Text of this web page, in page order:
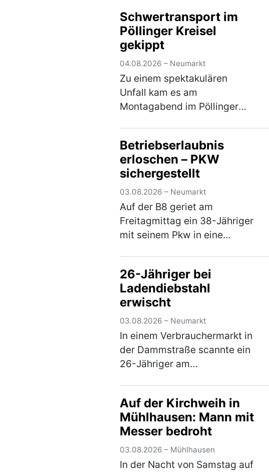
Staatsstraße 2220, in
Fahrtrichtung Lengenfeld.
Ca. 500 m nach der
Trocknung…(mehr)
Schwertransport im
Pöllinger Kreisel
gekippt
04.08.2026 – Neumarkt
Zu einem spektakulären
Unfall kam es am
Montagabend im Pöllinger
während der Fahrt die Achse,
woraufhin der Nachläufer des
Sattelaufliegers umkippte
und e…(mehr)
Betriebserlaubnis
erloschen – PKW
sichergestellt
03.08.2026 – Neumarkt
Auf der B8 geriet am
Freitagmittag ein 38-Jähriger
mit seinem Pkw in eine
seinem Fahrzeug
Veränderungen
vorgenommen hatte, die zum
Erlöschen d…(mehr)
26-Jähriger bei
Ladendiebstahl
erwischt
03.08.2026 – Neumarkt
In einem Verbrauchermarkt in
der Dammstraße scannte ein
26-Jähriger am
Waren im Wert von rund 20 €
scannte er nicht und wollte
den Laden ohne d…(mehr)
Auf der Kirchweih in
Mühlhausen: Mann mit
Messer bedroht
03.08.2026 – Mühlhausen
In der Nacht von Samstag auf